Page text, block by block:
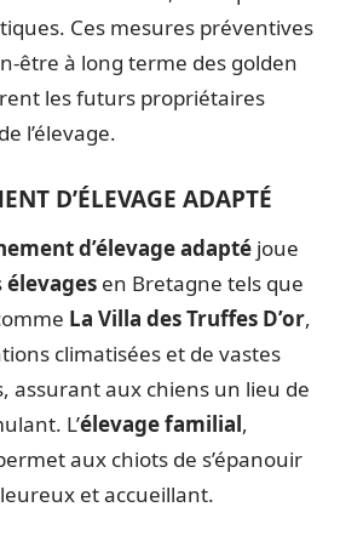
Ces mesures préventives
être à long terme des golden
les futurs propriétaires
l’élevage.
D’ÉLEVAGE ADAPTÉ
d’élevage adapté joue
élevages en Bretagne tels que
La Villa des Truffes D’or,
climatisées et de vastes
assurant aux chiens un lieu de
L’élevage familial,
aux chiots de s’épanouir
et accueillant.